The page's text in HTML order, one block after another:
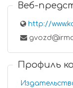
Веб-
http://
Профиль